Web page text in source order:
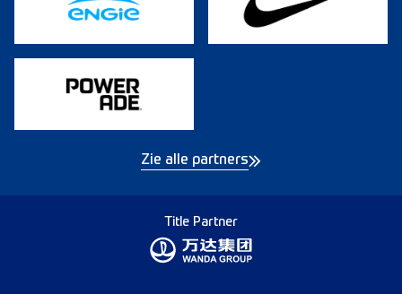
Zie alle partners
Title Partner